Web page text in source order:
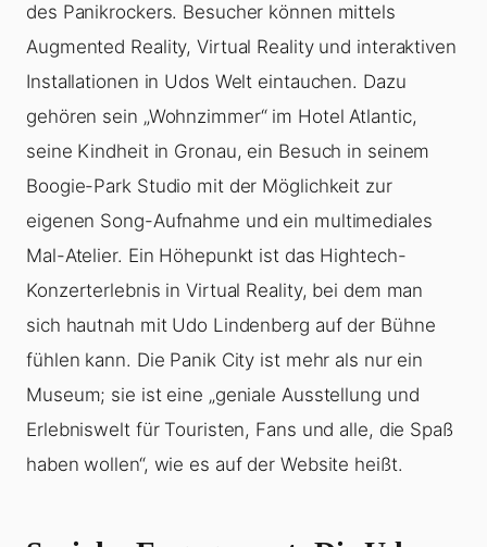
des Panikrockers. Besucher können mittels
Augmented Reality, Virtual Reality und interaktiven
Installationen in Udos Welt eintauchen. Dazu
gehören sein „Wohnzimmer“ im Hotel Atlantic,
seine Kindheit in Gronau, ein Besuch in seinem
Boogie-Park Studio mit der Möglichkeit zur
eigenen Song-Aufnahme und ein multimediales
Mal-Atelier. Ein Höhepunkt ist das Hightech-
Konzerterlebnis in Virtual Reality, bei dem man
sich hautnah mit Udo Lindenberg auf der Bühne
fühlen kann. Die Panik City ist mehr als nur ein
Museum; sie ist eine „geniale Ausstellung und
Erlebniswelt für Touristen, Fans und alle, die Spaß
haben wollen“, wie es auf der Website heißt.